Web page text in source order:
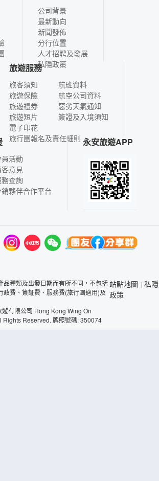
公司背景
最新動向
新聞發佈
分行位置
人才招聘及發展
私隱政策
旅遊服務
旅客須知
旅遊保險
旅遊禮券
旅遊短片
電子印花
航班資料
航空公司資料
惡劣天氣通知
簽證及入境須知
旅行團報名及責任細則
員活動
意見
務查詢
銷夥伴合作平台
永安旅遊APP
品種類及出發日期而有所不同，不包括
政費、簽証費、服務費(旅行團適用)及
有限公司 Hong Kong Wing On
Rights Reserved. 牌照號碼: 350074
站點地圖 | 私隱
政策